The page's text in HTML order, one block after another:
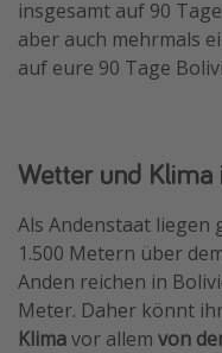
insgesamt auf 90
aber auch mehrmals
auf eure 90 Tage
Wetter und Klima
Als Andenstaat liegen
1.500 Metern über
Anden reichen in
Meter. Daher könnt
Klimavor allem von